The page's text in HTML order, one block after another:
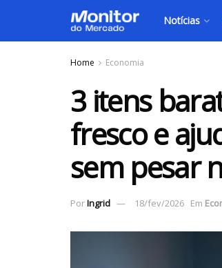
Notícias
Home Economia
3 itens
fresco e
sem pesar
PorIngrid 18/fev/2026 Em